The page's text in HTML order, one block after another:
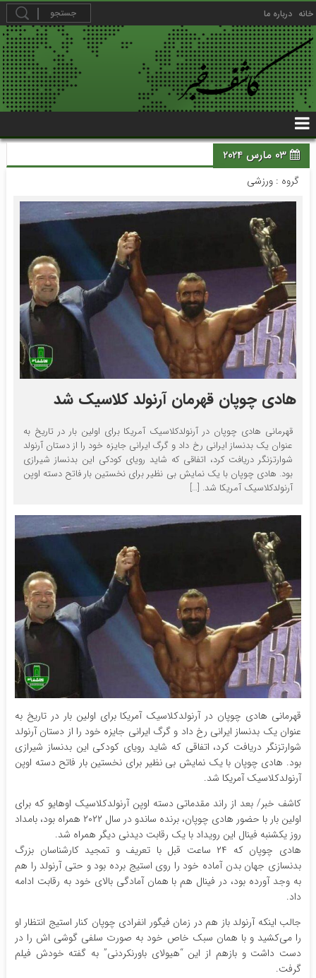
خانه درباره ما
03 مارس 2024
گروه :ورزشی
هادی چوپان قهرمان آرنولد کلاسیک شد
قهرمانی هادی چوپان در آرنولدکلاسیک آمریکا برای اولین بار در تاریخ به
عنوان یک بدنساز ایرانی رخ داد و گرگ ایرانی جایزه خود را از دستان آرنولد
شوارتزنگر دریافت کرد، اتفاقی که شاید رویای کودکی این بدنساز شیرازی
بود. هادی چوپان با یک نمایش بی نظیر برای نخستین بار فاتح دسته اوپن
آرنولدکلاسیک آمریکا شد. […]
قهرمانی هادی چوپان در آرنولدکلاسیک آمریکا برای اولین بار در تاریخ به
عنوان یک بدنساز ایرانی رخ داد و گرگ ایرانی جایزه خود را از دستان آرنولد
شوارتزنگر دریافت کرد، اتفاقی که شاید رویای کودکی این بدنساز شیرازی
بود. هادی چوپان با یک نمایش بی نظیر برای نخستین بار فاتح دسته اوپن
آرنولدکلاسیک آمریکا شد.
کاشف خبر/ بعد از راند مقدماتی دسته اوپن آرنولدکلاسیک اوهایو که برای
اولین بار با حضور هادی چوپان، برنده ساندو در سال ۲۰۲۲ همراه بود، بامداد
روز یکشنبه فینال این رویداد با یک رقابت دیدنی دیگر همراه شد.
هادی چوپان که ۲۴ ساعت قبل با تعریف و تمجید کارشناسان بزرگ
بدنسازی جهان بدن آماده خود را روی استیج برده بود و حتی آرنولد را هم
به وجد آورده بود، در فینال هم با همان آمادگی بالای خود به رقابت ادامه
داد.
جالب اینکه آرنولد باز هم در زمان فیگور انفرادی چوپان کنار استیج انتظار او
را می‌کشید و با همان سبک خاص خود به صورت سلفی گوشی اش را در
دست داشت و بازهم از این “هیولای باورنکردنی” به گفته خودش فیلم
گرفت.